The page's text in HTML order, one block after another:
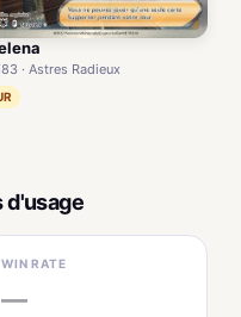
· Astres Radieux
d'usage
WIN RATE
—